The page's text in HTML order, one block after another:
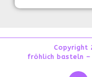
Copyright
fröhlich basteln –